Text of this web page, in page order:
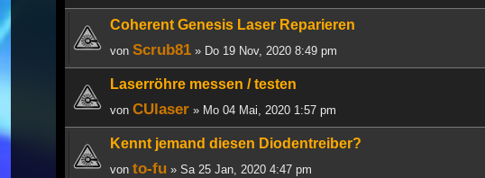
Coherent Genesis Laser Reparieren
von Scrub81 » Do 19 Nov, 2020 8:49 pm
Laserröhre messen / testen
von CUlaser » Mo 04 Mai, 2020 1:57 pm
Kennt jemand diesen Diodentreiber?
von to-fu » Sa 25 Jan, 2020 4:47 pm